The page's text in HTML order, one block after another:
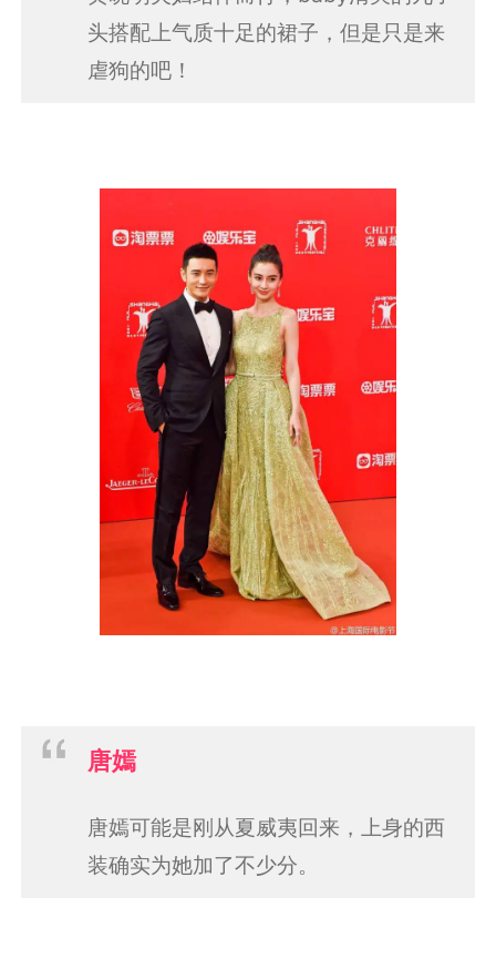
头搭配上气质十足的裙子，但是只是来
虐狗的吧！
唐嫣
唐嫣可能是刚从夏威夷回来，上身的西
装确实为她加了不少分。